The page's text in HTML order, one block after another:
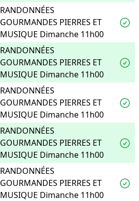
RANDONNÉES
GOURMANDES PIERRES ET
MUSIQUE Dimanche 11h00
RANDONNÉES
GOURMANDES PIERRES ET
MUSIQUE Dimanche 11h00
RANDONNÉES
GOURMANDES PIERRES ET
MUSIQUE Dimanche 11h00
RANDONNÉES
GOURMANDES PIERRES ET
MUSIQUE Dimanche 11h00
RANDONNÉES
GOURMANDES PIERRES ET
MUSIQUE Dimanche 11h00